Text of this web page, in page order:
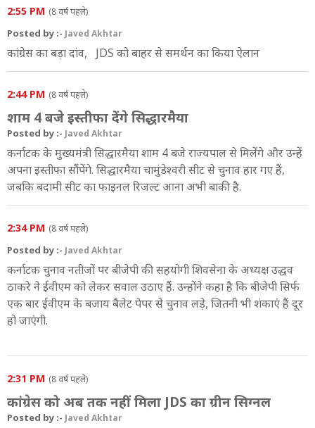
2:55 PM (8 वर्ष पहले)
Posted by :- Javed Akhtar
कांग्रेस का बड़ा दांव, JDS को बाहर से समर्थन का किया ऐलान
2:44 PM (8 वर्ष पहले)
शाम 4 बजे इस्तीफा देंगे सिद्धारमैया
Posted by :- Javed Akhtar
कर्नाटक के मुख्यमंत्री सिद्धारमैया शाम 4 बजे राज्यपाल से मिलेंगे और उन्हें
अपना इस्तीफा सौंपेंगे. सिद्धारमैया चामुंडेश्वरी सीट से चुनाव हार गए हैं,
जबकि बदामी सीट का फाइनल रिजल्ट आना अभी बाकी है.
2:34 PM (8 वर्ष पहले)
Posted by :- Javed Akhtar
कर्नाटक चुनाव नतीजों पर बीजेपी की सहयोगी शिवसेना के अध्यक्ष उद्धव
ठाकरे ने ईवीएम को लेकर सवाल उठाए हैं. उन्होंने कहा है कि बीजेपी सिर्फ
एक बार ईवीएम के बजाय बैलेट पेपर से चुनाव लड़े, जितनी भी शंकाएं हैं दूर
हो जाएंगी.
2:31 PM (8 वर्ष पहले)
कांग्रेस को अब तक नहीं मिला JDS का ग्रीन सिग्नल
Posted by :- Javed Akhtar